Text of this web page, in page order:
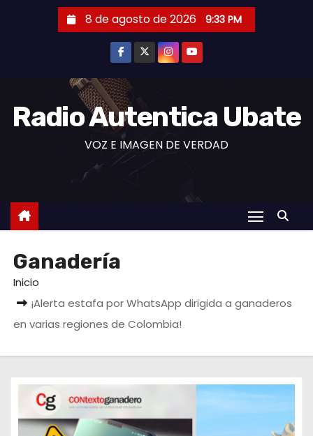
8 de agosto de 2026 9:33 PM
Radio Autentica Ubate
VOZ E IMAGEN DE VERDAD
Ganadería
Inicio
¡Alerta estafa por WhatsApp dirigida a ganaderos
en varias regiones de Colombia!